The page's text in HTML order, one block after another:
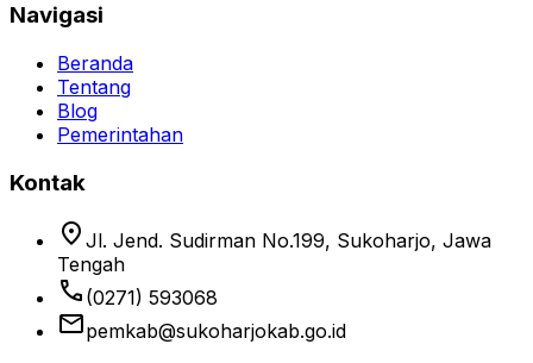
Navigasi
Beranda
Tentang
Blog
Pemerintahan
Kontak
location_on Jl. Jend. Sudirman No.199, Sukoharjo, Jawa
Tengah
phone (0271) 593068
emailpemkab@sukoharjokab.go.id